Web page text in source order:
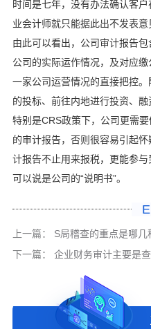
时间是七年，没有办法确认客
业会计师就只能据此出不发表意
由此可以看出，公司审计报告
公司的实际运作情况，及对应
一家公司运营情况的直接把控
的投标、前往内地进行投资、融
特别是CRS政策下，公司更需
的审计报告，否则很容易引起
计报告不止用来报税，更能参与
可以说是公司的“说明书”。
上一篇：
S局稽查的重点是哪几
下一篇：
企业财务审计主要是查